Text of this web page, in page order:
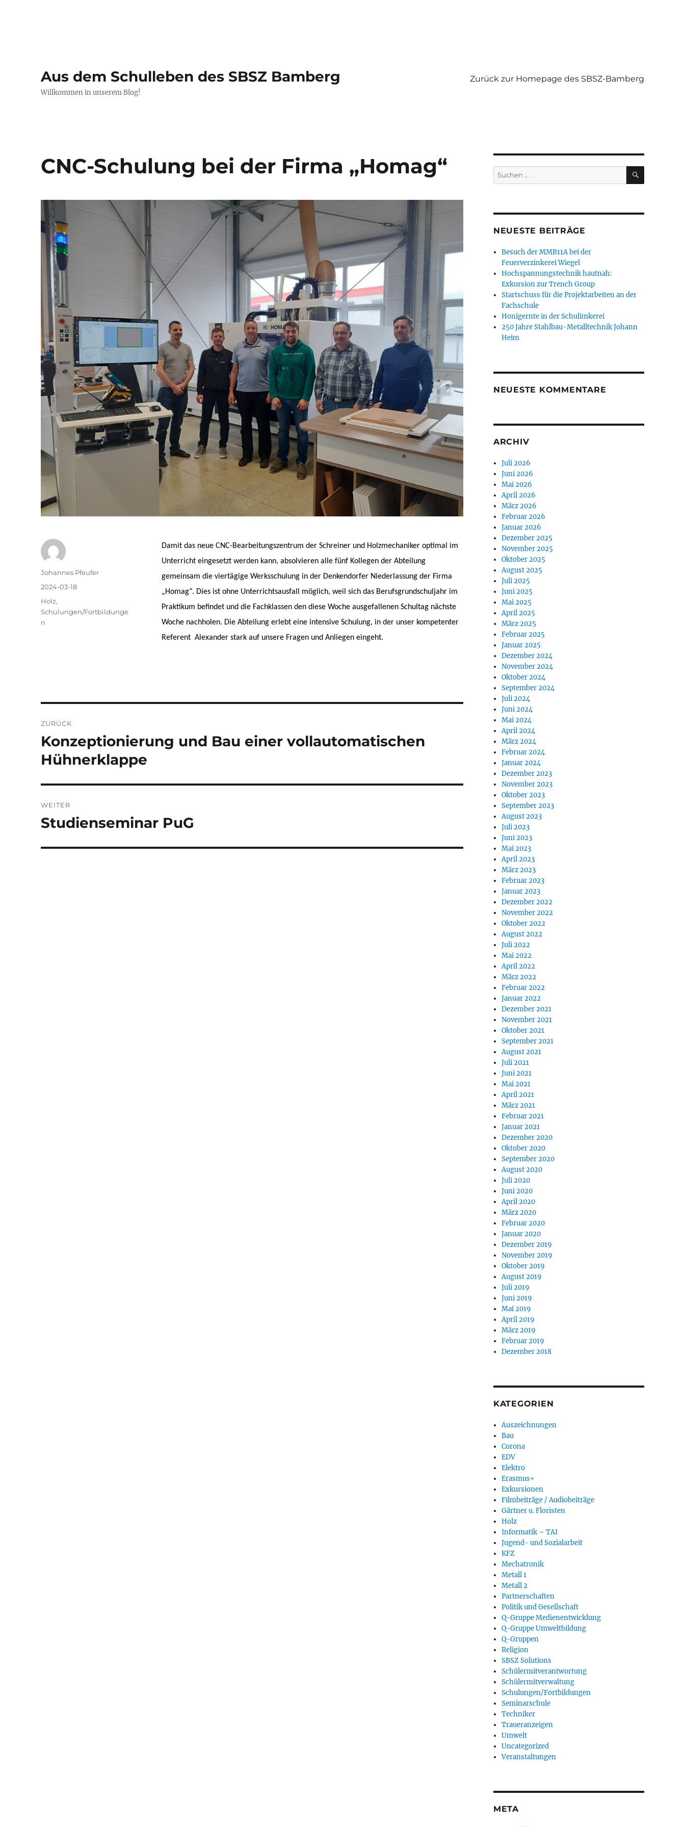
Aus dem Schulleben des SBSZ Bamberg
Willkommen in unserem Blog!
Zurück zur Homepage des SBSZ-Bamberg
CNC-Schulung bei der Firma „Homag“
Damit das neue CNC-Bearbeitungszentrum der Schreiner und Holzmechaniker optimal im
Unterricht eingesetzt werden kann, absolvieren alle fünf Kollegen der Abteilung
gemeinsam die viertägige Werksschulung in der Denkendorfer Niederlassung der Firma
„Homag“. Dies ist ohne Unterrichtsausfall möglich, weil sich das Berufsgrundschuljahr im
Praktikum befindet und die Fachklassen den diese Woche ausgefallenen Schultag nächste
Woche nachholen. Die Abteilung erlebt eine intensive Schulung, in der unser kompetenter
Referent Alexander stark auf unsere Fragen und Anliegen eingeht.
Autor
Johannes Pfeufer
Veröffentlicht
am
2024-03-18
Kategorien
Holz,
Schulungen/Fortbildunge
n
ZURÜCK
Vorheriger
Beitrag:
Konzeptionierung und Bau einer vollautomatischen
Hühnerklappe
WEITER
Nächster
Studienseminar PuG
Suchen
nach:
SUCHEN
NEUESTE BEITRÄGE
Besuch der MMB11A bei der
Feuerverzinkerei Wiegel
Hochspannungstechnik hautnah:
Exkursion zur Trench Group
Startschuss für die Projektarbeiten an der
Fachschule
Honigernte in der Schulimkerei
250 Jahre Stahlbau-Metalltechnik Johann
Heim
NEUESTE KOMMENTARE
ARCHIV
Juli 2026
Juni 2026
Mai 2026
April 2026
März 2026
Februar 2026
Januar 2026
Dezember 2025
November 2025
Oktober 2025
August 2025
Juli 2025
Juni 2025
Mai 2025
April 2025
März 2025
Februar 2025
Januar 2025
Dezember 2024
November 2024
Oktober 2024
September 2024
Juli 2024
Juni 2024
Mai 2024
April 2024
März 2024
Februar 2024
Januar 2024
Dezember 2023
November 2023
Oktober 2023
September 2023
August 2023
Juli 2023
Juni 2023
Mai 2023
April 2023
März 2023
Februar 2023
Januar 2023
Dezember 2022
November 2022
Oktober 2022
August 2022
Juli 2022
Mai 2022
April 2022
März 2022
Februar 2022
Januar 2022
Dezember 2021
November 2021
Oktober 2021
September 2021
August 2021
Juli 2021
Juni 2021
Mai 2021
April 2021
März 2021
Februar 2021
Januar 2021
Dezember 2020
Oktober 2020
September 2020
August 2020
Juli 2020
Juni 2020
April 2020
März 2020
Februar 2020
Januar 2020
Dezember 2019
November 2019
Oktober 2019
August 2019
Juli 2019
Juni 2019
Mai 2019
April 2019
März 2019
Februar 2019
Dezember 2018
KATEGORIEN
Auszeichnungen
Bau
Corona
EDV
Elektro
Erasmus+
Exkursionen
Filmbeiträge / Audiobeiträge
Gärtner u. Floristen
Holz
Informatik – TAI
Jugend- und Sozialarbeit
KFZ
Mechatronik
Metall 1
Metall 2
Partnerschaften
Politik und Gesellschaft
Q-Gruppe Medienentwicklung
Q-Gruppe Umweltbildung
Q-Gruppen
Religion
SBSZ Solutions
Schülermitverantwortung
Schülermitverwaltung
Schulungen/Fortbildungen
Seminarschule
Techniker
Traueranzeigen
Umwelt
Uncategorized
Veranstaltungen
META